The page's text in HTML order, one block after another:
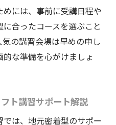
には、事前に受講日程や
合ったコースを選ぶこと
の講習会場は早めの申し
な準備を心がけましょ
ト講習サポート解説
は、地元密着型のサポー